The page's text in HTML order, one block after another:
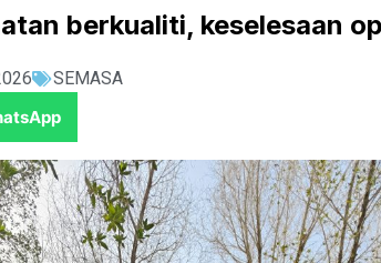
berkualiti, keselesaan
SEMASA